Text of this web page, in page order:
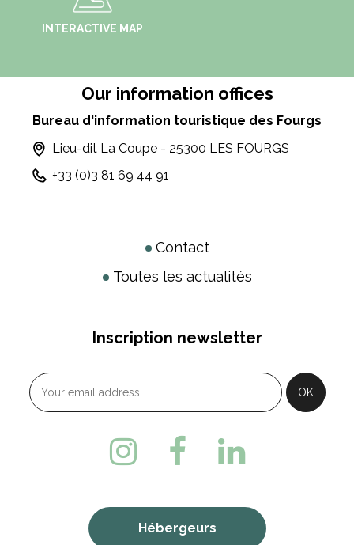
INTERACTIVE MAP
Our information offices
Bureau d'information touristique des Fourgs
Lieu-dit La Coupe - 25300 LES FOURGS
+33 (0)3 81 69 44 91
Contact
Toutes les actualités
Inscription newsletter
Hébergeurs